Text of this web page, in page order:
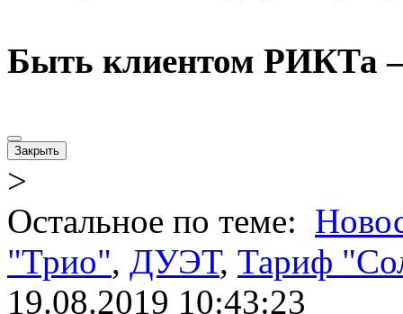
Быть клиентом РИКТа
Закрыть
>
Остальное по теме:
"Трио", ДУЭТ, Тариф
19.08.2019 10:43:23